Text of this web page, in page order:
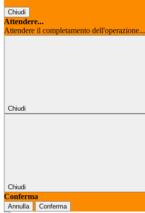
Chiudi
Attendere...
Attendere il completamento dell'operazione...
Chiudi
Chiudi
Conferma
Annulla Conferma